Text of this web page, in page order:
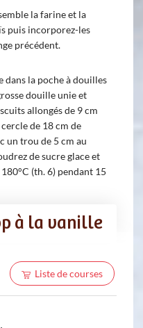
la farine et la
puis incorporez-les
précédent.
dans la poche à douilles
douille unie et
allongés de 9 cm
de 18 cm de
un trou de 5 cm au
de sucre glace et
(th. 6) pendant 15
à la vanille
Liste de courses